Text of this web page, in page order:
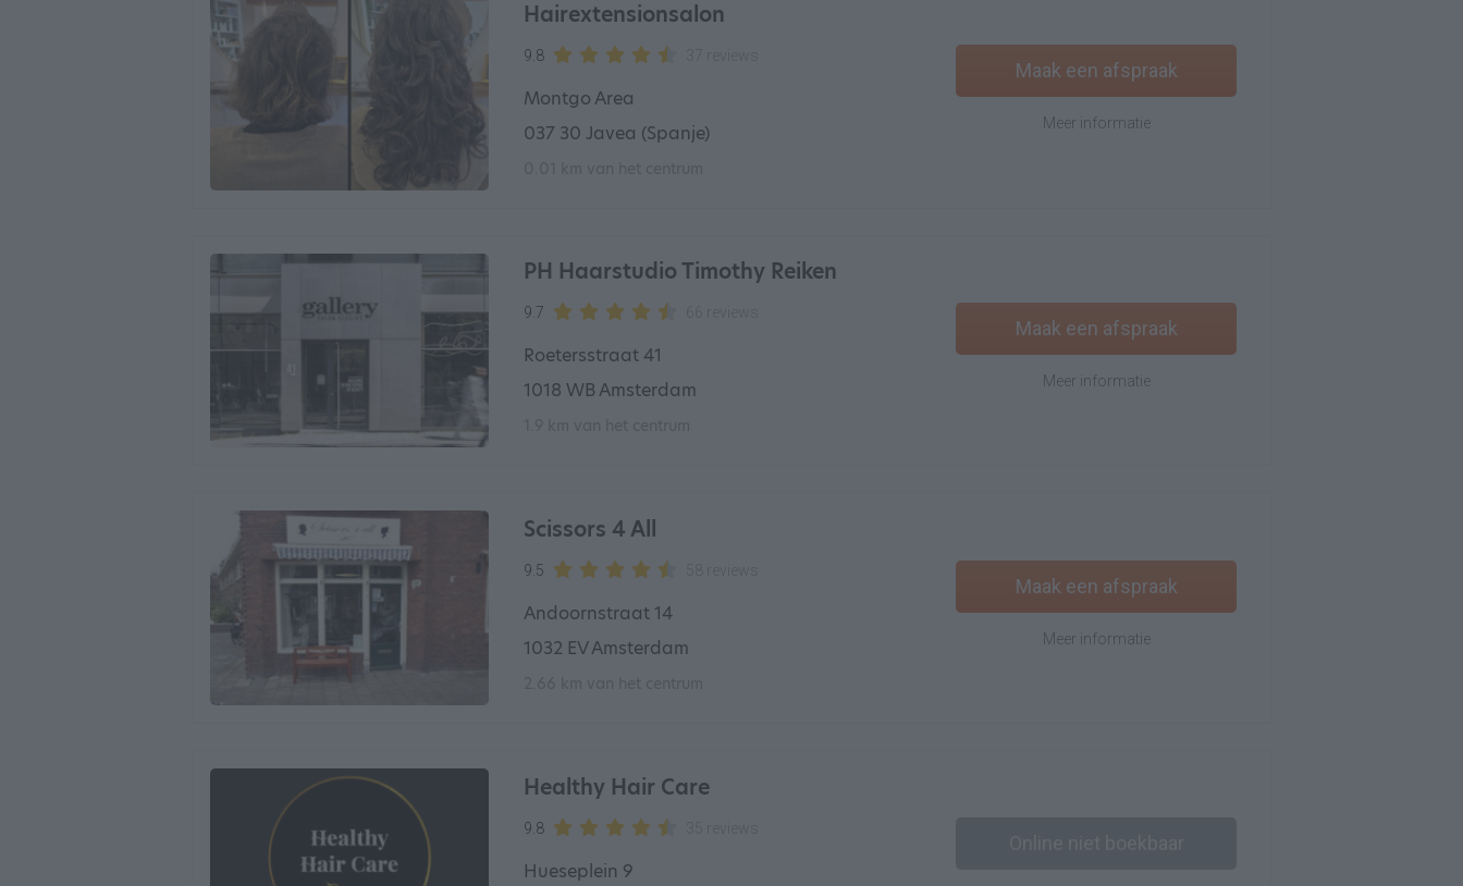
Hairextensionsalon
9.8
Montgo Area
037 30 Javea (Spanje)
Maak een afspraak
Meer informatie
PH Haarstudio Timothy Reiken
9.7
Roetersstraat 41
1018 WB Amsterdam
Maak een afspraak
Meer informatie
Scissors 4 All
9.5
Andoornstraat 14
1032 EV Amsterdam
Maak een afspraak
Meer informatie
Healthy Hair Care
9.8
Hueseplein 9